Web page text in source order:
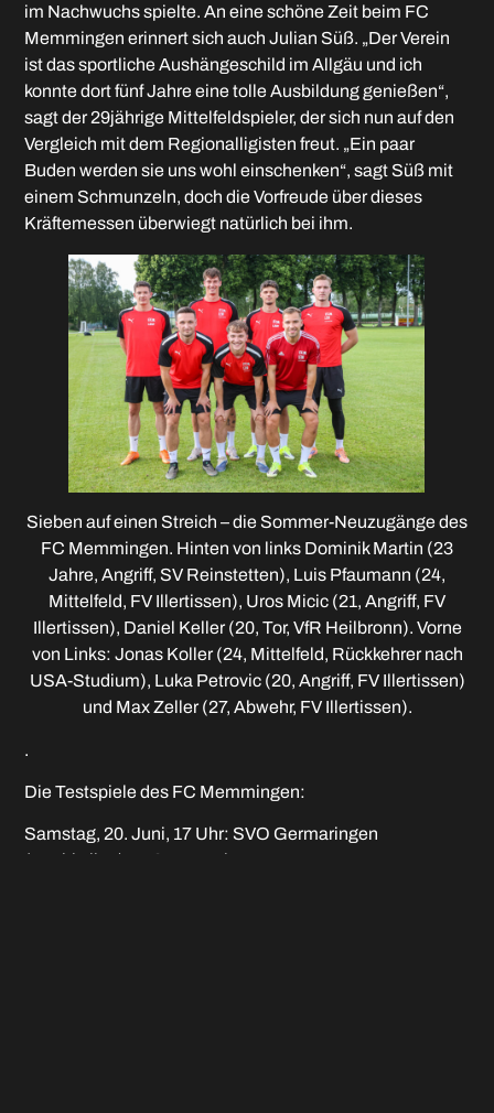
im Nachwuchs spielte. An eine schöne Zeit beim FC
Memmingen erinnert sich auch Julian Süß. „Der Verein
ist das sportliche Aushängeschild im Allgäu und ich
konnte dort fünf Jahre eine tolle Ausbildung genießen“,
sagt der 29jährige Mittelfeldspieler, der sich nun auf den
Vergleich mit dem Regionalligisten freut. „Ein paar
Buden werden sie uns wohl einschenken“, sagt Süß mit
einem Schmunzeln, doch die Vorfreude über dieses
Kräftemessen überwiegt natürlich bei ihm.
Sieben auf einen Streich – die Sommer-Neuzugänge des
FC Memmingen. Hinten von links Dominik Martin (23
Jahre, Angriff, SV Reinstetten), Luis Pfaumann (24,
Mittelfeld, FV Illertissen), Uros Micic (21, Angriff, FV
Illertissen), Daniel Keller (20, Tor, VfR Heilbronn). Vorne
von Links: Jonas Koller (24, Mittelfeld, Rückkehrer nach
USA-Studium), Luka Petrovic (20, Angriff, FV Illertissen)
und Max Zeller (27, Abwehr, FV Illertissen).
.
Die Testspiele des FC Memmingen:
Samstag, 20. Juni, 17 Uhr: SVO Germaringen
(Bezirksliga) – FC Memmingen